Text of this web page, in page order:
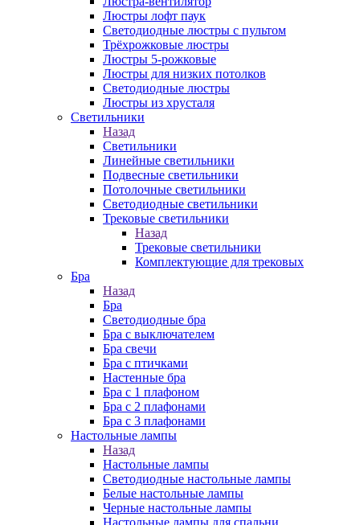
Люстры лофт паук
Светодиодные люстры с пультом
Трёхрожковые люстры
Люстры 5-рожковые
Люстры для низких потолков
Cветодиодные люстры
Люстры из хрусталя
Светильники
Назад
Светильники
Линейные светильники
Подвесные светильники
Потолочные светильники
Светодиодные светильники
Трековые светильники
Назад
Трековые светильники
Комплектующие для трековых
Бра
Назад
Бра
Светодиодные бра
Бра с выключателем
Бра свечи
Бра с птичками
Настенные бра
Бра с 1 плафоном
Бра с 2 плафонами
Бра с 3 плафонами
Настольные лампы
Назад
Настольные лампы
Светодиодные настольные лампы
Белые настольные лампы
Черные настольные лампы
Настольные лампы для спальни